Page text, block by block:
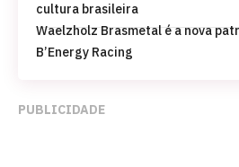
cultura brasileira
Waelzholz Brasmetal é a nova
B’Energy Racing
PUBLICIDADE